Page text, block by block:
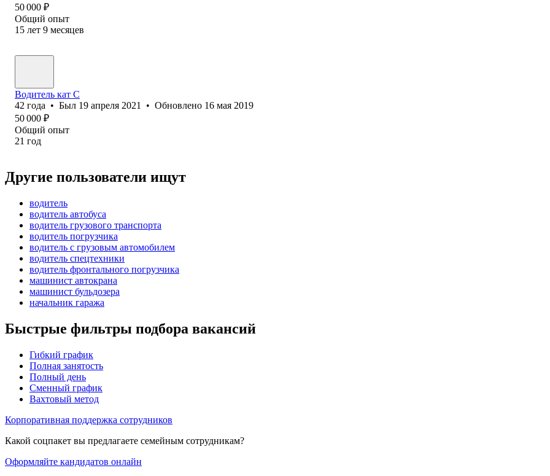
50 000 ₽
Общий опыт
15 лет 9 месяцев
Водитель кат С
42 года • Был 19 апреля 2021 • Обновлено 16 мая 2019
50 000 ₽
Общий опыт
21 год
Другие пользователи ищут
водитель
водитель автобуса
водитель грузового транспорта
водитель погрузчика
водитель с грузовым автомобилем
водитель спецтехники
водитель фронтального погрузчика
машинист автокрана
машинист бульдозера
начальник гаража
Быстрые фильтры подбора вакансий
Гибкий график
Полная занятость
Полный день
Сменный график
Вахтовый метод
Корпоративная поддержка сотрудников
Какой соцпакет вы предлагаете семейным сотрудникам?
Оформляйте кандидатов онлайн